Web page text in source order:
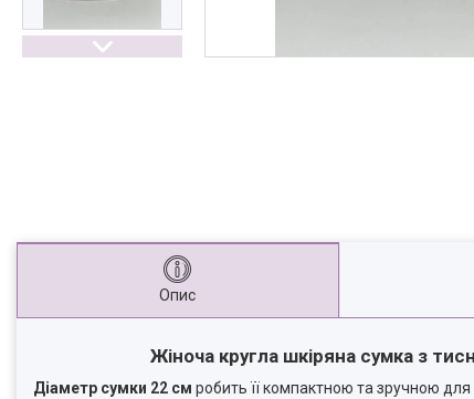
Опис
Жіноча кругла шкіряна сумка з
Діаметр сумки 22 см робить її компактною та зручною